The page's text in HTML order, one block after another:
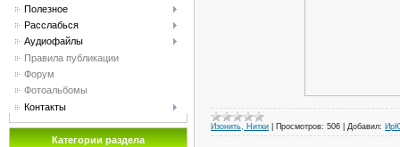
Полезное
Расслабься
Аудиофайлы
Правила публикации
Форум
Фотоальбомы
Контакты
Категории раздела
Изонить, Нитки Просмотров: 506 Добавил: